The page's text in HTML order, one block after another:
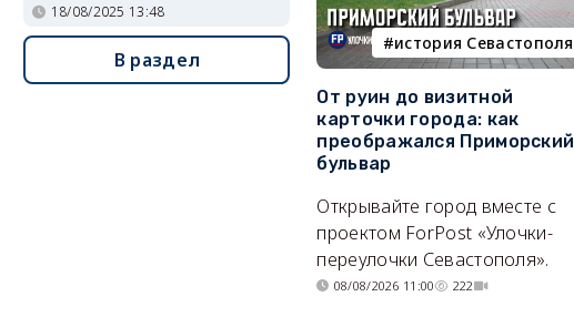
история Севастополя
От руин до визитной
карточки города: как
преображался Приморский
бульвар
Открывайте город вместе с
проектом ForPost «Улочки-
переулочки Севастополя».
08/08/2026 11:00 222
18/08/2025 13:48
В раздел